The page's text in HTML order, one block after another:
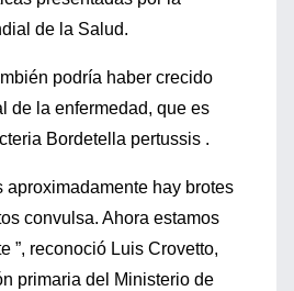
de la Salud.
podría haber crecido
de la enfermedad, que es
Bordetella pertussis .
aproximadamente hay brotes
convulsa. Ahora estamos
”, reconoció Luis Crovetto,
primaria del Ministerio de